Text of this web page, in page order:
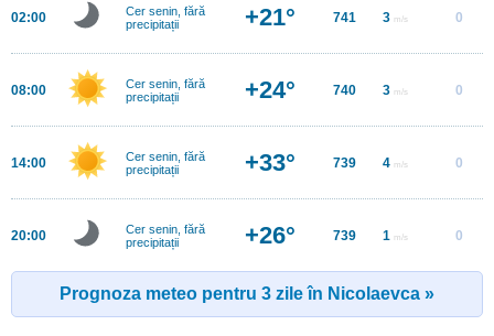
02:00
Cer senin, fără
precipitații
+21° 741 3 m/s 0
08:00
Cer senin, fără
precipitații
+24° 740 3 m/s 0
14:00
Cer senin, fără
precipitații
+33° 739 4 m/s 0
20:00
Cer senin, fără
precipitații
+26° 739 1 m/s 0
Prognoza meteo pentru 3 zile în Nicolaevca »